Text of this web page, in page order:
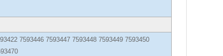
7593446 7593447 7593448 7593449 7593450